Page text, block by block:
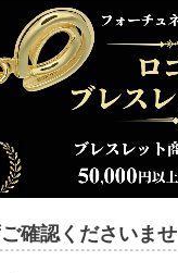
確認くださいませ